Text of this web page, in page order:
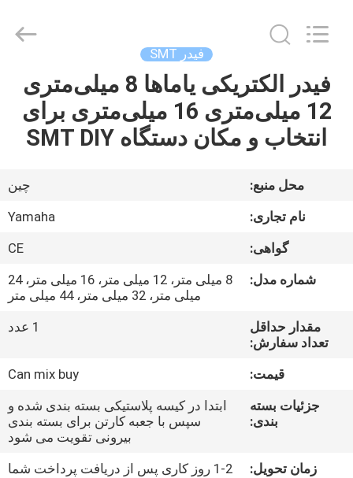
خانه
محصولات
کارخانه
کیفیت
CHARMHIGH
TECHNOLOGY
Reserved.
فیدر SMT
فیدر الکتریکی یاماها 8 میلی‌متری
12 میلی‌متری 16 میلی‌متری برای
انتخاب و مکان دستگاه SMT DIY
محل منبع:
چین
نام تجاری:
Yamaha
گواهی:
CE
شماره مدل:
8 میلی متر، 12 میلی متر، 16 میلی متر، 24
میلی متر، 32 میلی متر، 44 میلی متر
مقدار حداقل
تعداد سفارش:
1 عدد
قیمت:
Can mix buy
جزئیات بسته
بندی:
ابتدا در کیسه پلاستیکی بسته بندی شده و
سپس با جعبه کارتن برای بسته بندی
بیرونی تقویت می شود
زمان تحویل:
1-2 روز کاری پس از دریافت پرداخت شما